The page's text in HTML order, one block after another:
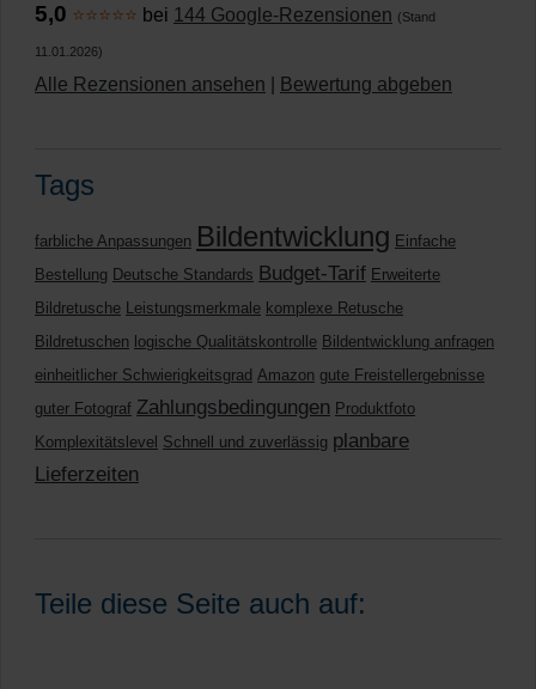
5,0 ⭐⭐⭐⭐⭐ bei 144 Google-Rezensionen (Stand
11.01.2026)
Alle Rezensionen ansehen Bewertung abgeben
Tags
farbliche Anpassungen Bildentwicklung Einfache
Bestellung Deutsche Standards Budget-Tarif Erweiterte
Bildretusche Leistungsmerkmale komplexe Retusche
Bildretuschen logische Qualitätskontrolle Bildentwicklung anfragen
einheitlicher Schwierigkeitsgrad Amazon gute Freistellergebnisse
guter Fotograf Zahlungsbedingungen Produktfoto
Komplexitätslevel Schnell und zuverlässig planbare
Lieferzeiten
Teile diese Seite auch auf: